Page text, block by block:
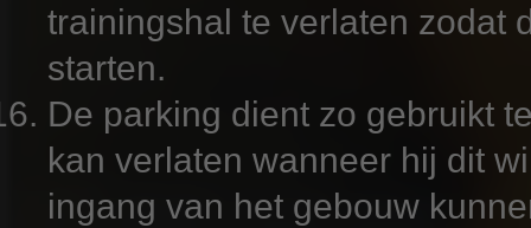
trainingshal te verlaten zodat
starten.
De parking dient zo gebruikt
kan verlaten wanneer hij dit
ingang van het gebouw